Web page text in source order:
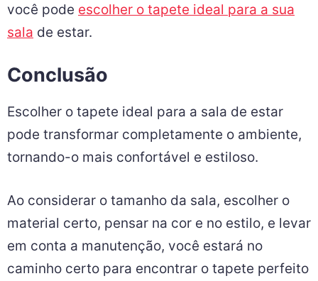
você pode escolher o tapete ideal para a sua
sala de estar.
Conclusão
Escolher o tapete ideal para a sala de estar
pode transformar completamente o ambiente,
tornando-o mais confortável e estiloso.
Ao considerar o tamanho da sala, escolher o
material certo, pensar na cor e no estilo, e levar
em conta a manutenção, você estará no
caminho certo para encontrar o tapete perfeito